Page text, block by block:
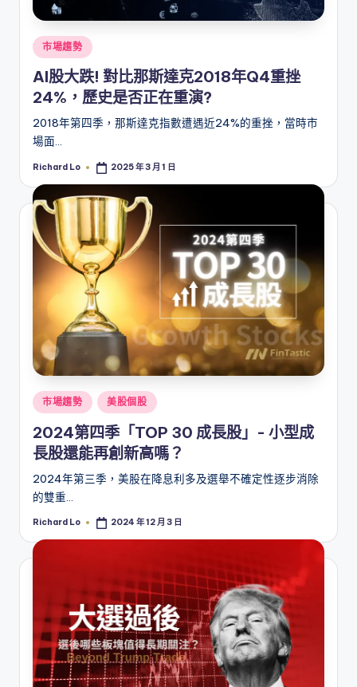
Posted
in
市場趨勢
AI股大跌! 對比那斯達克2018年Q4重挫
24%，歷史是否正在重演?
2018年第四季，那斯達克指數遭遇近24%的重挫，當時市
場面…
Posted
Richard Lo 2025 年 3 月 1 日
Posted
in
市場趨勢 美股個股
2024第四季「TOP 30 成長股」- 小型成
長股還能再創新高嗎？
2024年第三季，美股在降息利多及選舉不確定性逐步消除
的雙重…
Posted
Richard Lo 2024 年 12 月 3 日